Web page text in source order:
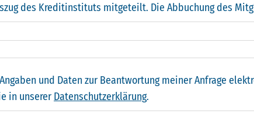
des Kreditinstituts mitgeteilt. Die Abbuchung des
und Daten zur Beantwortung meiner Anfrage
in unserer Datenschutzerklärung.